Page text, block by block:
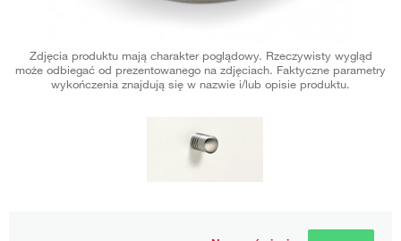
Zdjęcia produktu mają charakter poglądowy. Rzeczywisty wygląd
może odbiegać od prezentowanego na zdjęciach. Faktyczne parametry
wykończenia znajdują się w nazwie i/lub opisie produktu.